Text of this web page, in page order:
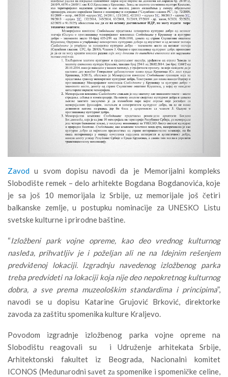
Zavod u svom dopisu navodi da je Memorijalni kompleks
Slobodište remek – delo arhitekte Bogdana Bogdanovića, koje
je sa još 10 memorijala iz Srbije, uz memorijale još četiri
balkanske zemlje, u postupku nominacije za UNESKO Listu
svetske kulturne i prirodne baštine.
“Izložbeni park vojne opreme, kao deo vrednog kulturnog
nasleđa, prihvatljiv je i poželjan ali ne na Idejnim rešenjem
predviđenoj lokaciji. Izgradnju navedenog izložbenog parka
treba predvideti na lokaciji koja nije deo nepokretnog kulturnog
dobra, a sve prema muzeološkim standardima i principima”,
navodi se u dopisu Katarine Grujović Brković, direktorke
zavoda za zaštitu spomenika kulture Kraljevo.
Povodom izgradnje izložbenog parka vojne opreme na
Slobodištu reagovali su i Udruženje arhitekata Srbije,
Arhitektonski fakultet iz Beograda, Nacionalni komitet
ICONOS (Međunаrodni sаvet zа spomenike i spomeničke celine,